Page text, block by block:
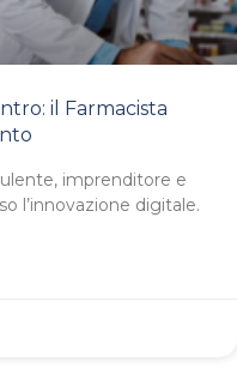
il Farmacista
imprenditore e
l’innovazione digitale.